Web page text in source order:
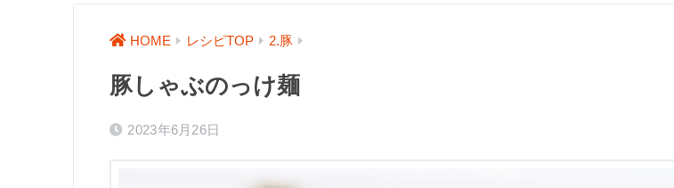
HOME レシピTOP 2.豚
豚しゃぶのっけ麺
2023年6月26日